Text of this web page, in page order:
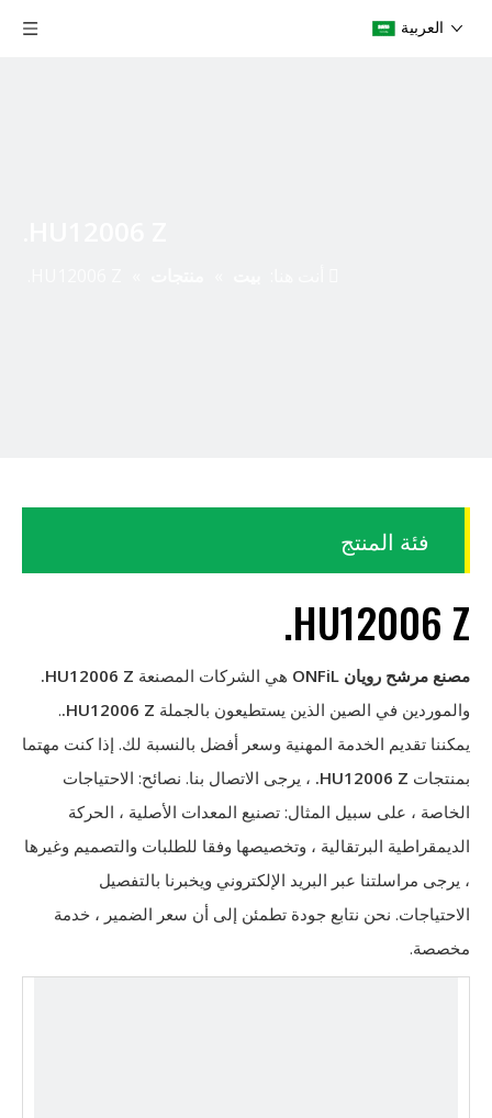
العربية
فئة المنتج
HU12006 Z.
مصنع مرشح رويان ONFiL هي الشركات المصنعة HU12006 Z.
والموردين في الصين الذين يستطيعون بالجملة HU12006 Z.
.
يمكننا تقديم الخدمة المهنية وسعر أفضل بالنسبة لك. إذا كنت مهتما
بمنتجات HU12006 Z. ، يرجى الاتصال بنا. نصائح: الاحتياجات
الخاصة ، على سبيل المثال: تصنيع المعدات الأصلية ، الحركة
الديمقراطية البرتقالية ، وتخصيصها وفقا للطلبات والتصميم وغيرها
، يرجى مراسلتنا عبر البريد الإلكتروني ويخبرنا بالتفصيل
الاحتياجات. نحن نتابع جودة تطمئن إلى أن سعر الضمير ، خدمة
مخصصة.